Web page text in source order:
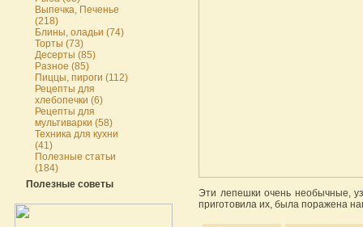
Выпечка, Печенье
(218)
Блины, оладьи (74)
Торты (73)
Десерты (85)
Разное (85)
Пиццы, пироги (112)
Рецепты для
хлебопечки (6)
Рецепты для
мультиварки (58)
Техника для кухни
(41)
Полезные статьи
(184)
Полезные советы
Эти лепешки очень необычные,
приготовила их, была поражена